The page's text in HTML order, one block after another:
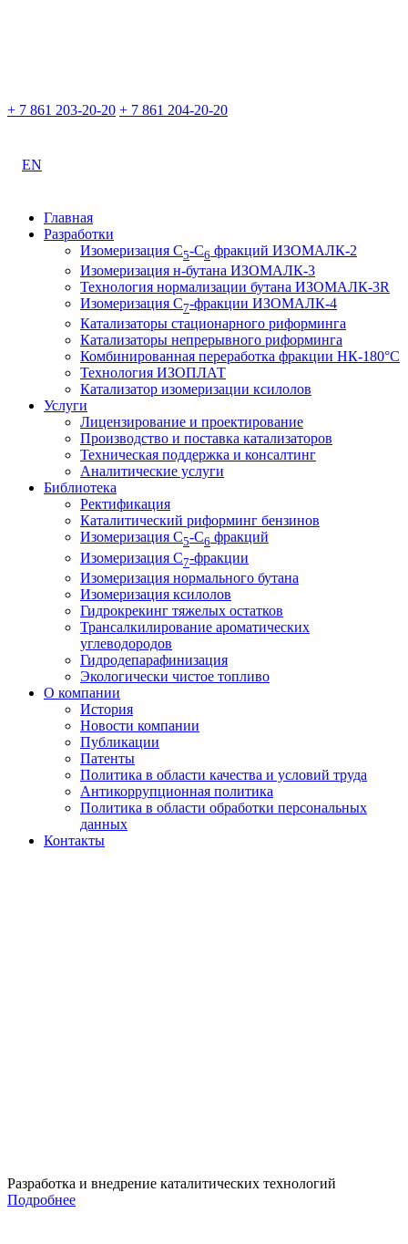
+ 7 861 203-20-20 + 7 861 204-20-20
EN
Главная
Разработки
Изомеризация С5-С6 фракций ИЗОМАЛК-2
Изомеризация н-бутана ИЗОМАЛК-3
Технология нормализации бутана ИЗОМАЛК-3R
Изомеризация С7-фракции ИЗОМАЛК-4
Катализаторы стационарного риформинга
Катализаторы непрерывного риформинга
Комбинированная переработка фракции НК-180°С
Технология ИЗОПЛАТ
Катализатор изомеризации ксилолов
Услуги
Лицензирование и проектирование
Производство и поставка катализаторов
Техническая поддержка и консалтинг
Аналитические услуги
Библиотека
Ректификация
Каталитический риформинг бензинов
Изомеризация C5-C6 фракций
Изомеризация C7-фракции
Изомеризация нормального бутана
Изомеризация ксилолов
Гидрокрекинг тяжелых остатков
Трансалкилирование ароматических
углеводородов
Гидродепарафинизация
Экологически чистое топливо
О компании
История
Новости компании
Публикации
Патенты
Политика в области качества и условий труда
Антикоррупционная политика
Политика в области обработки персональных
данных
Контакты
Разработка и внедрение каталитических технологий
Подробнее